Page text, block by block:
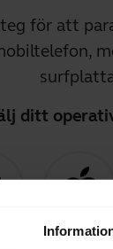
för att
ditt
iOS